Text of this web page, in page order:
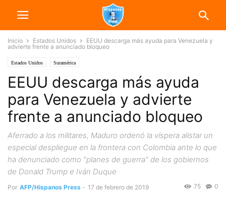
Inicio Estados Unidos
EEUU descarga más ayuda para Venezuela y
advierte frente a anunciado bloqueo
Estados Unidos Suramérica
EEUU descarga más ayuda
para Venezuela y advierte
frente a anunciado bloqueo
Aferrado a los militares, Maduro ordenó la víspera alistar un
especial despliegue en la frontera con Colombia ante lo que
ha denunciado como "planes de guerra" de los gobiernos
de Donald Trump e Iván Duque
Por AFP/Hispanos Press - 17 de febrero de 2019 0
75